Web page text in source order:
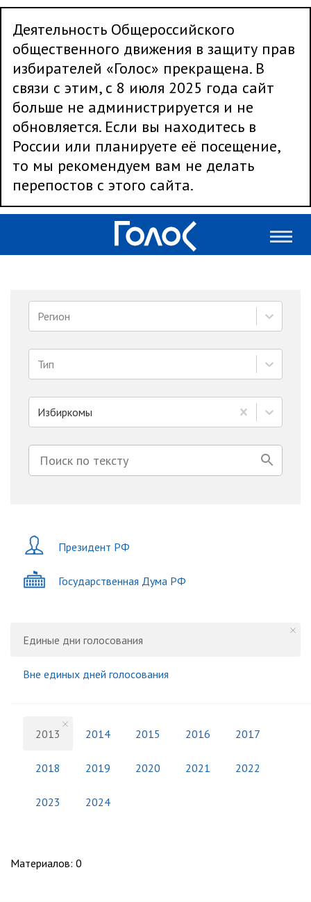
Деятельность Общероссийского
общественного движения в защиту прав
избирателей «Голос» прекращена. В
связи с этим, с 8 июля 2025 года сайт
больше не администрируется и не
обновляется. Если вы находитесь в
России или планируете её посещение,
то мы рекомендуем вам не делать
перепостов с этого сайта.
Регион
Тип
Избиркомы
Президент РФ
Государственная Дума РФ
Единые дни голосования
Вне единых дней голосования
2013 2014 2015 2016 2017
2018 2019 2020 2021 2022
2023 2024
Материалов: 0